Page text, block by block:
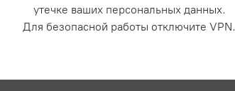
Напишите нам
утечке ваших персональных данных.
Для безопасной работы отключите VPN.